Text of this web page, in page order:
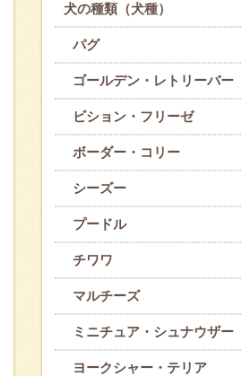
犬の種類（犬種）
パグ
ゴールデン・レトリーバー
ビション・フリーゼ
ボーダー・コリー
シーズー
プードル
チワワ
マルチーズ
ミニチュア・シュナウザー
ヨークシャー・テリア